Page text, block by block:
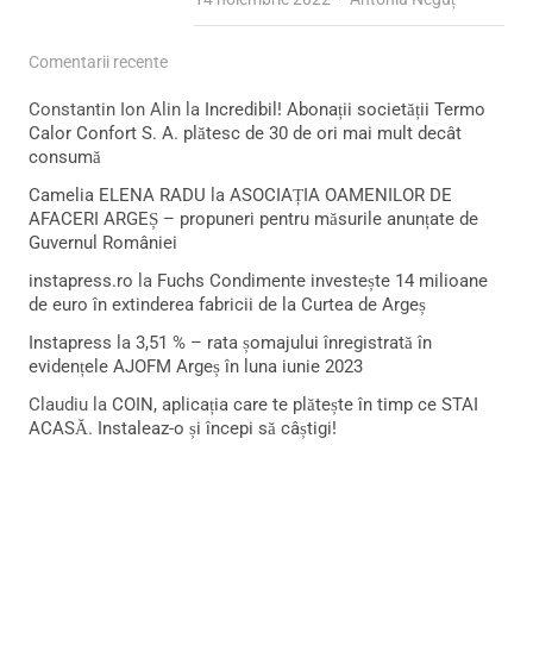
Comentarii recente
Constantin Ion Alin la Incredibil! Abonații societății Termo
Calor Confort S. A. plătesc de 30 de ori mai mult decât
consumă
Camelia ELENA RADU la ASOCIAȚIA OAMENILOR DE
AFACERI ARGEȘ – propuneri pentru măsurile anunțate de
Guvernul României
instapress.ro la Fuchs Condimente investește 14 milioane
de euro în extinderea fabricii de la Curtea de Argeș
Instapress la 3,51 % – rata șomajului înregistrată în
evidențele AJOFM Argeș în luna iunie 2023
Claudiu la COIN, aplicația care te plătește în timp ce STAI
ACASĂ. Instaleaz-o și începi să câștigi!